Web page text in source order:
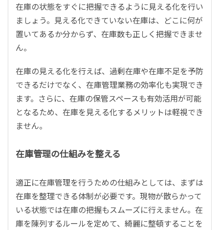
在庫の状態をすぐに把握できるように見える化を行い
ましょう。見える化できていない在庫は、どこに何が
置いてあるか分からず、在庫数も正しく把握できませ
ん。
在庫の見える化を行えば、過剰在庫や在庫不足を予防
できるだけでなく、在庫管理業務の効率化も実現でき
ます。さらに、在庫の保管スペースも有効活用が可能
となるため、在庫を見える化するメリットは軽視でき
ません。
在庫管理の仕組みを整える
適正に在庫管理を行うための仕組みとしては、まずは
在庫を整理できる体制が必要です。現物が散らかって
いる状態では在庫の把握もスムーズに行えません。在
庫を陳列するルールを定めて、綺麗に整頓することを